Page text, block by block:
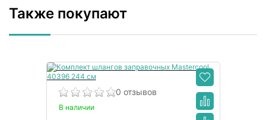
Также покупают
0 отзывов
В наличии